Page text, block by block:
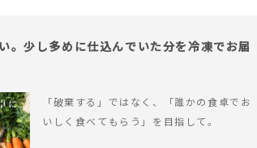
。少し多めに仕込んでいた分を冷凍でお届
「破棄する」ではなく、「誰かの食卓でお
いしく食べてもらう」を目指して。